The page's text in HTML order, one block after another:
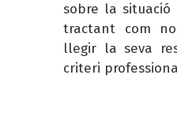
sobre la situació
tractant com
llegir la seva
criteri